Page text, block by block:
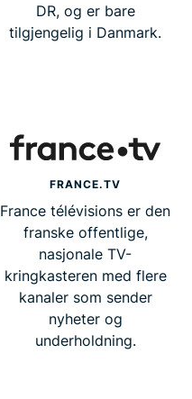
DR, og er bare
tilgjengelig i Danmark.
FRANCE.TV
France télévisions er den
franske offentlige,
nasjonale TV-
kringkasteren med flere
kanaler som sender
nyheter og
underholdning.